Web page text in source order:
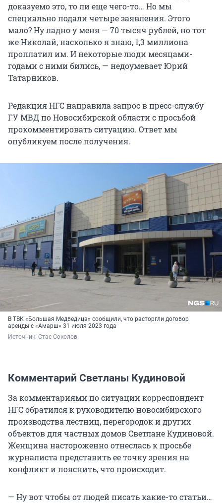
доказуемо это, то ли еще чего-то… Но мы
специально подали четыре заявления. Этого
мало? Ну ладно у меня — 70 тысяч рублей, но тот
же Николай, насколько я знаю, 1,3 миллиона
проплатил им. И некоторые люди месяцами-
годами с ними бились, — недоумевает Юрий
Татарников.
Редакция НГС направила запрос в пресс-службу
ГУ МВД по Новосибирской области с просьбой
прокомментировать ситуацию. Ответ мы
опубликуем после получения.
В ТВК «Большая Медведица» сообщили, что расторгли договор
аренды с «Амарш» 31 июля 2023 года
Источник: Стас Соколов
Комментарий Светланы Кудиновой
За комментариями по ситуации корреспондент
НГС обратился к руководителю новосибирского
производства лестниц, перегородок и других
объектов для частных домов Светлане Кудиновой.
Женщина настороженно отнеслась к просьбе
журналиста представить ее точку зрения на
конфликт и пояснить, что происходит.
— Ну вот чтобы от людей писать какие-то статьи…